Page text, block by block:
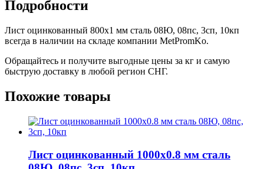
Подробности
Лист оцинкованный 800x1 мм сталь 08Ю, 08пс, 3сп, 10кп
всегда в наличии на складе компании MetPromKo.
Обращайтесь и получите выгодные цены за кг и самую
быструю доставку в любой регион СНГ.
Похожие товары
Лист оцинкованный 1000x0.8 мм сталь